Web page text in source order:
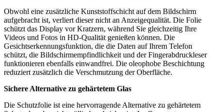
Obwohl eine zusätzliche Kunststoffschicht auf dem Bildschirm
aufgebracht ist, verliert dieser nicht an Anzeigequalität. Die Folie
schützt das Display vor Kratzern, während Sie gleichzeitig Ihre
Videos und Fotos in HD-Qualität genießen können. Die
Gesichtserkennungsfunktion, die die Daten auf Ihrem Telefon
schützt, die Bildschirmempfindlichkeit und der Fingerabdruckleser
funktionieren ebenfalls einwandfrei. Die oleophobe Beschichtung
reduziert zusätzlich die Verschmutzung der Oberfläche.
Sichere Alternative zu gehärtetem Glas
Die Schutzfolie ist eine hervorragende Alternative zu gehärtetem